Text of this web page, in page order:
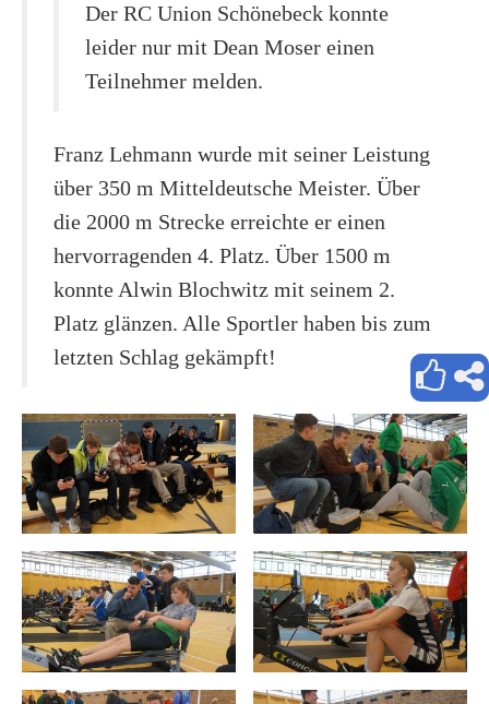
Der RC Union Schönebeck konnte
leider nur mit Dean Moser einen
Teilnehmer melden.
Franz Lehmann wurde mit seiner Leistung
über 350 m Mitteldeutsche Meister. Über
die 2000 m Strecke erreichte er einen
hervorragenden 4. Platz. Über 1500 m
konnte Alwin Blochwitz mit seinem 2.
Platz glänzen. Alle Sportler haben bis zum
letzten Schlag gekämpft!